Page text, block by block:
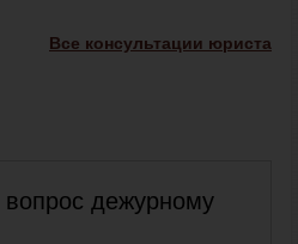
Все консультации юриста
дежурному